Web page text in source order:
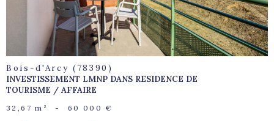
Bois-d'Arcy (78390)
INVESTISSEMENT LMNP DANS RESIDENCE DE
TOURISME / AFFAIRE
32,67 m² - 60 000 €